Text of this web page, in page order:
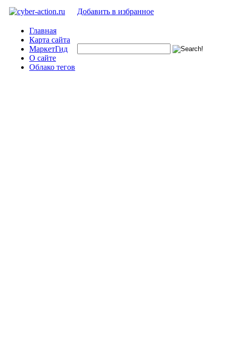
Добавить в избранное
Главная
Карта сайта
МаркетГид
О сайте
Облако тегов